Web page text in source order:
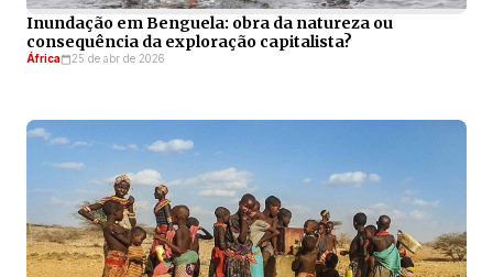
Inundação em Benguela: obra da natureza ou
consequência da exploração capitalista?
África 25 de abr de 2026